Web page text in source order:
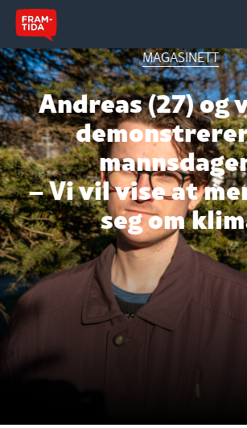
MAGASINETT
Andreas (27) og
– Vi vil vise at
seg om